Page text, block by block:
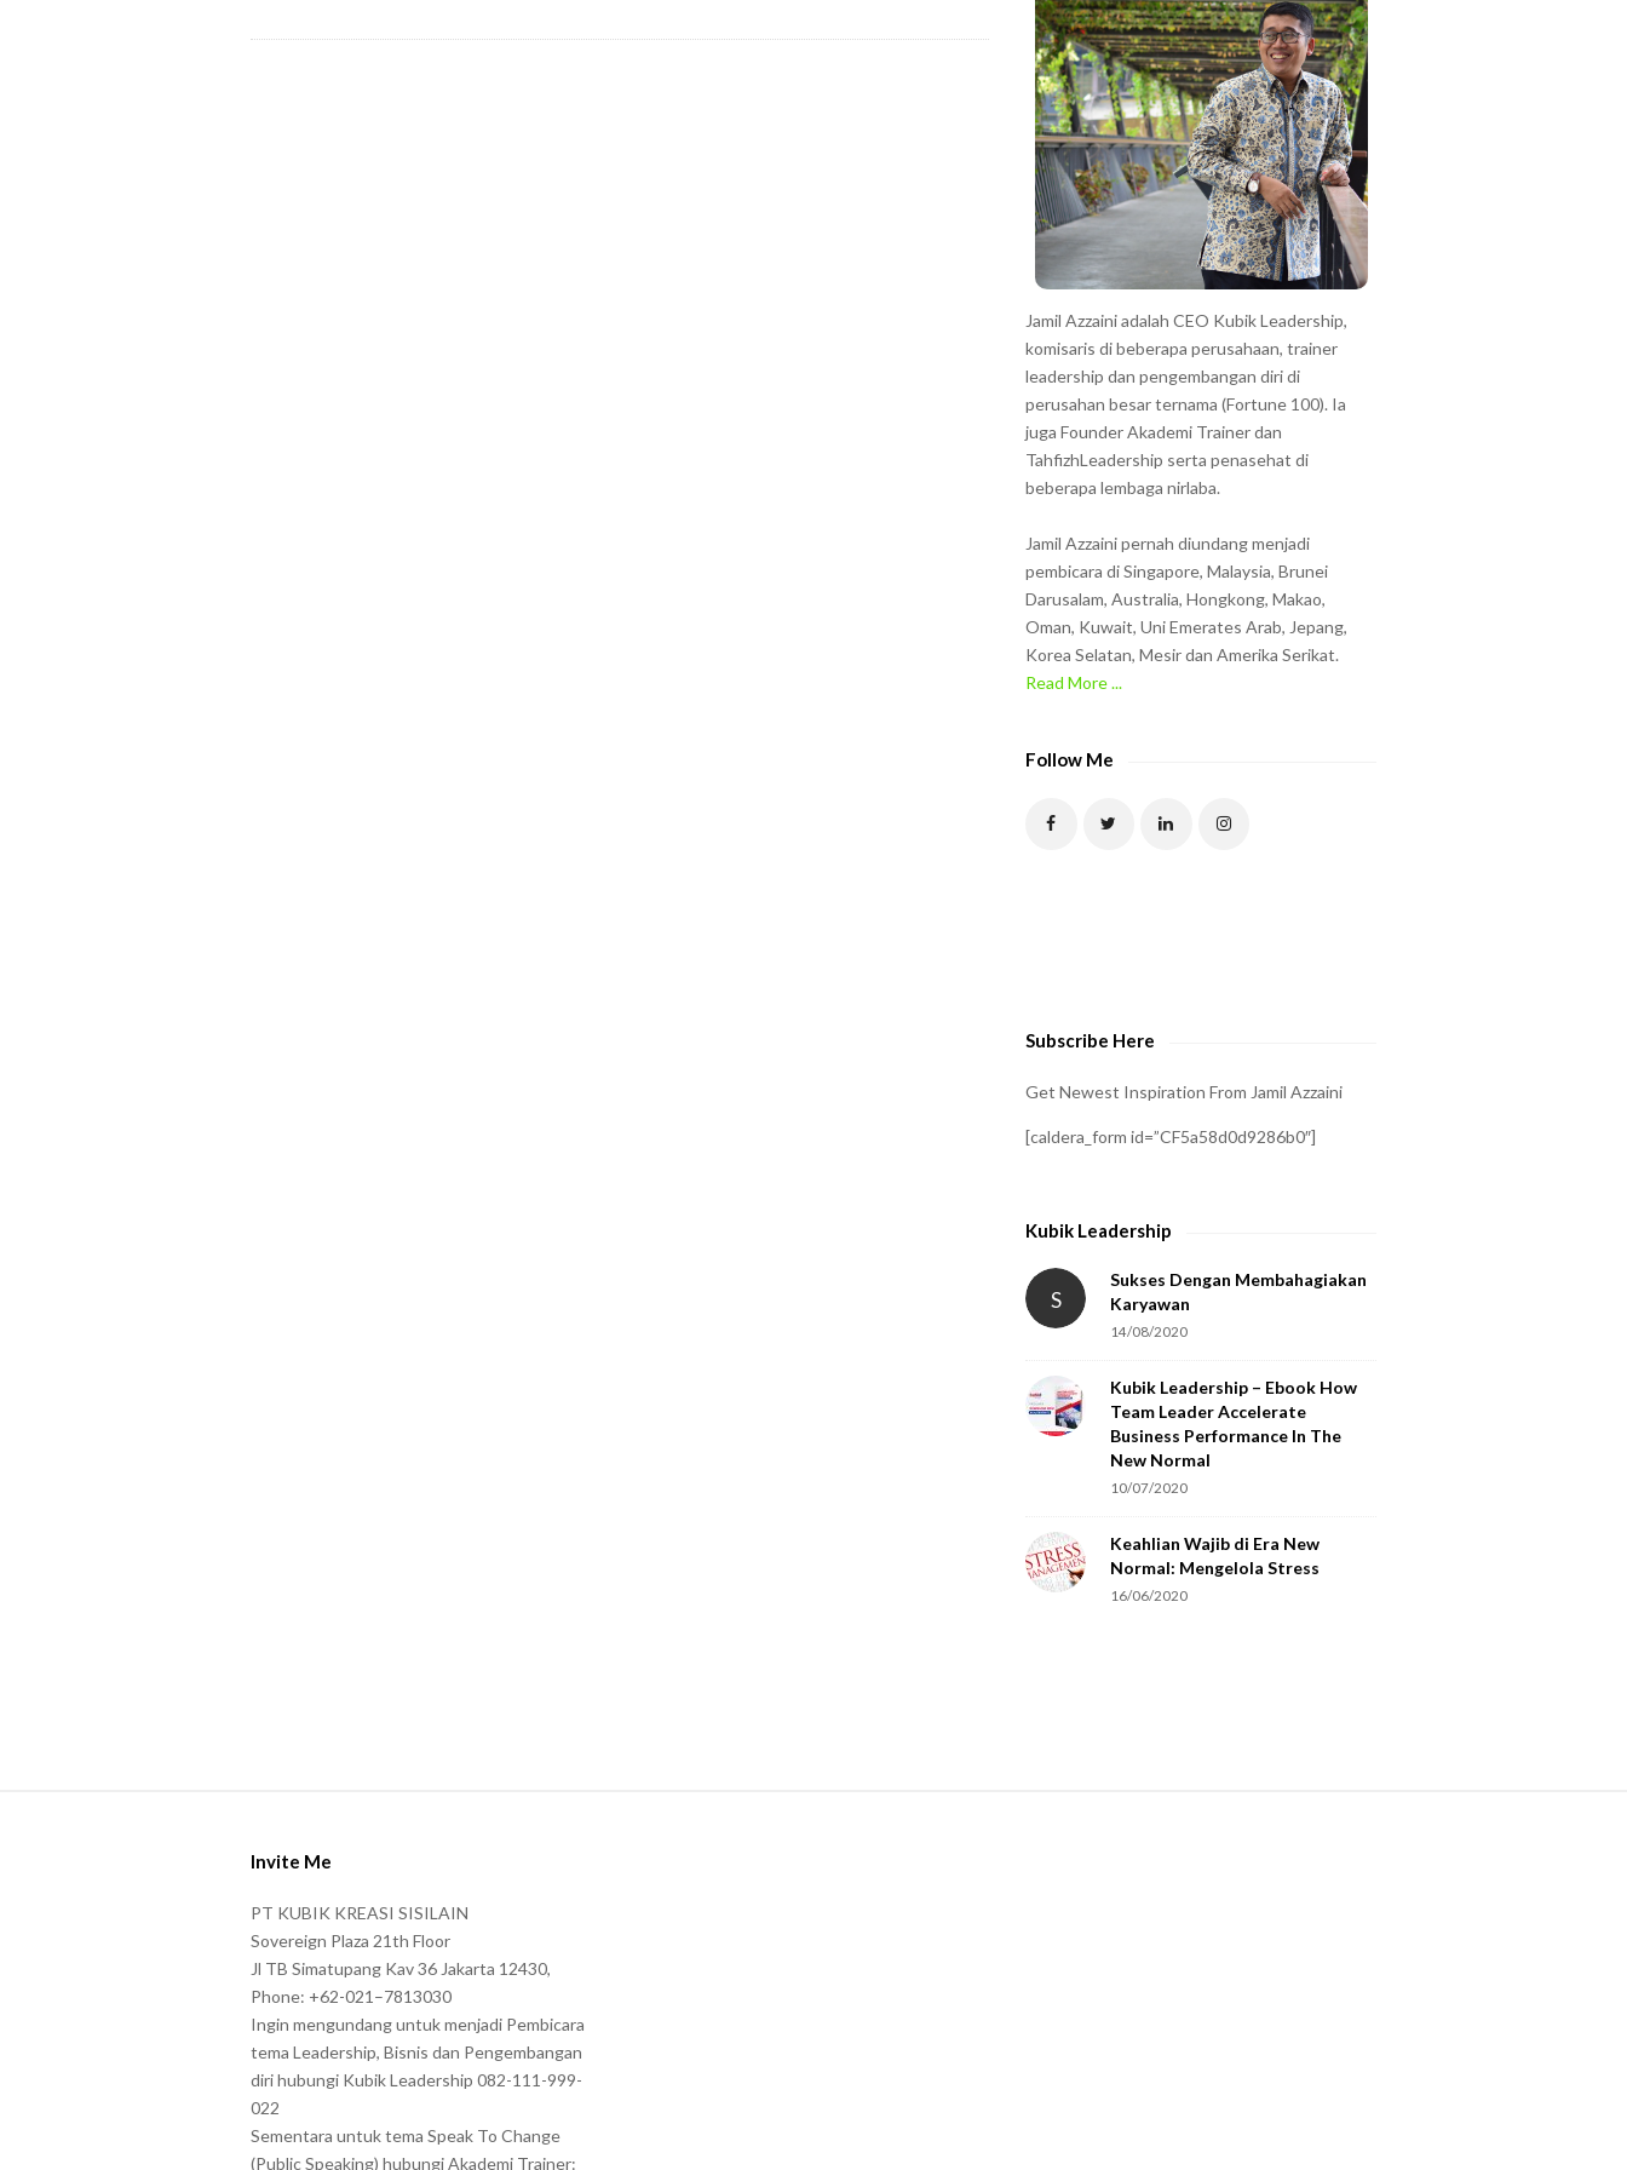
Jamil Azzaini adalah CEO Kubik Leadership,
komisaris di beberapa perusahaan, trainer
leadership dan pengembangan diri di
perusahan besar ternama (Fortune 100). Ia
juga Founder Akademi Trainer dan
TahfizhLeadership serta penasehat di
beberapa lembaga nirlaba.
Jamil Azzaini pernah diundang menjadi
pembicara di Singapore, Malaysia, Brunei
Darusalam, Australia, Hongkong, Makao,
Oman, Kuwait, Uni Emerates Arab, Jepang,
Korea Selatan, Mesir dan Amerika Serikat.
Read More ...
Follow Me
Subscribe Here
Get Newest Inspiration From Jamil Azzaini
[caldera_form id=”CF5a58d0d9286b0″]
Kubik Leadership
S
Sukses Dengan Membahagiakan
Karyawan
14/08/2020
Kubik Leadership – Ebook How
Team Leader Accelerate
Business Performance In The
New Normal
10/07/2020
Keahlian Wajib di Era New
Normal: Mengelola Stress
16/06/2020
Invite Me
PT KUBIK KREASI SISILAIN
Sovereign Plaza 21th Floor
Jl TB Simatupang Kav 36 Jakarta 12430,
Phone: +62-021–7813030
Ingin mengundang untuk menjadi Pembicara
tema Leadership, Bisnis dan Pengembangan
diri hubungi Kubik Leadership 082-111-999-
022
Sementara untuk tema Speak To Change
(Public Speaking) hubungi Akademi Trainer: